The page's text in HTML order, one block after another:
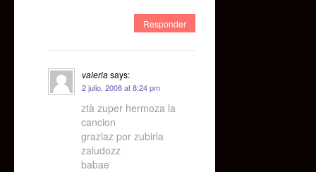
Responder
valeriasays:
2 julio, 2008 at 8:24 pm
ztà zuper hermoza la
cancion
graziaz por zubirla
zaludozz
babae